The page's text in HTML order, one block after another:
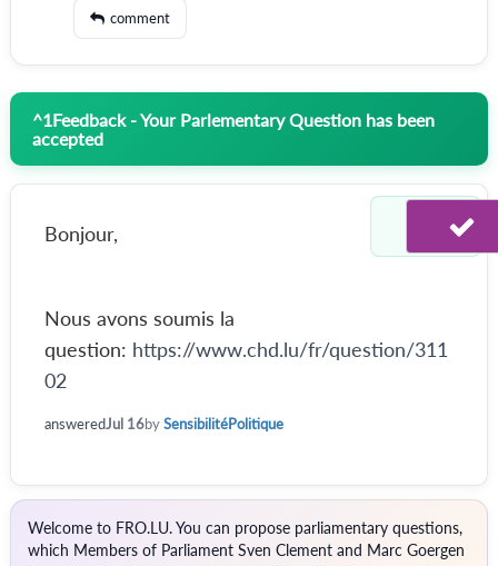
comment
^1Feedback - Your Parlementary Question has been
accepted
Bonjour,
Nous avons soumis la
question: https://www.chd.lu/fr/question/311
02
answeredJul 16bySensibilitéPolitique
Welcome to FRO.LU. You can propose parliamentary questions,
which Members of Parliament Sven Clement and Marc Goergen